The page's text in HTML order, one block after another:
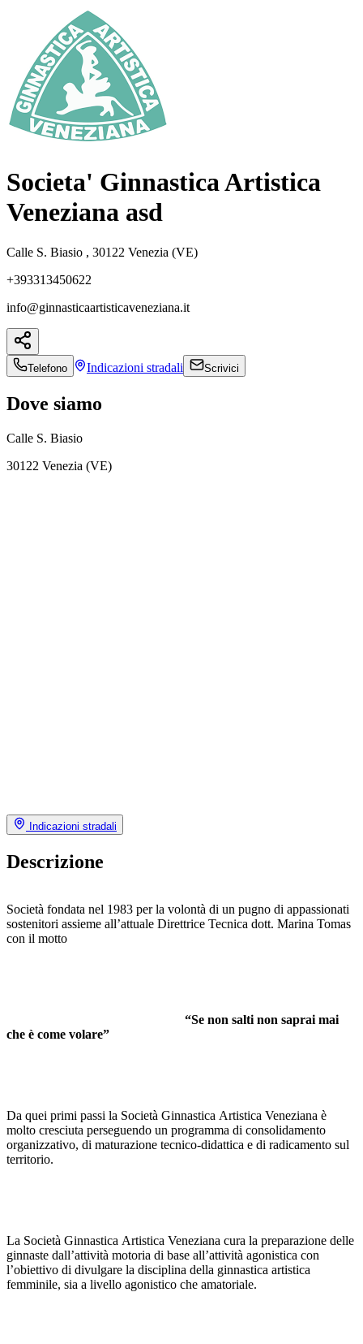
Societa' Ginnastica Artistica
Veneziana asd
Calle S. Biasio , 30122 Venezia (VE)
+393313450622
info@ginnasticaartisticaveneziana.it
Telefono Indicazioni stradali Scrivici
Dove siamo
Calle S. Biasio
30122 Venezia (VE)
Indicazioni stradali
Descrizione
Società fondata nel 1983 per la volontà di un pugno di appassionati
sostenitori assieme all’attuale Direttrice Tecnica dott. Marina Tomas
con il motto
“Se non salti non saprai mai
che è come volare”
Da quei primi passi la Società Ginnastica Artistica Veneziana è
molto cresciuta perseguendo un programma di consolidamento
organizzativo, di maturazione tecnico-didattica e di radicamento sul
territorio.
La Società Ginnastica Artistica Veneziana cura la preparazione delle
ginnaste dall’attività motoria di base all’attività agonistica con
l’obiettivo di divulgare la disciplina della ginnastica artistica
femminile, sia a livello agonistico che amatoriale.